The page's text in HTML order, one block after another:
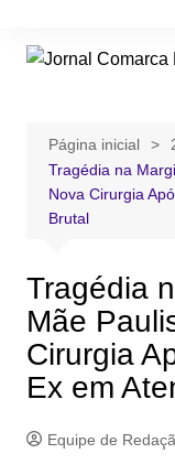
Página inicial
Tragédia na
Nova Cirurgia
Brutal
Tragédia
Mãe
Cirurgia
Ex em
Equipe de